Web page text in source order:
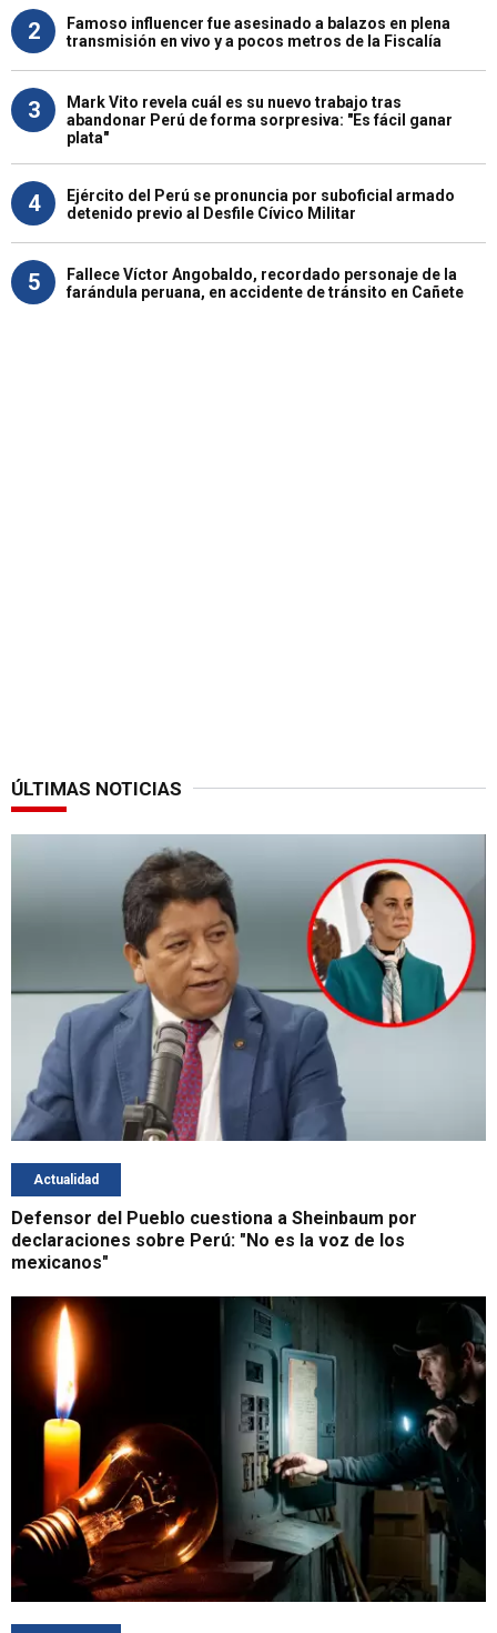
2
Famoso influencer fue asesinado a balazos en plena
transmisión en vivo y a pocos metros de la Fiscalía
3
Mark Vito revela cuál es su nuevo trabajo tras
abandonar Perú de forma sorpresiva: "Es fácil ganar
plata"
4
Ejército del Perú se pronuncia por suboficial armado
detenido previo al Desfile Cívico Militar
5
Fallece Víctor Angobaldo, recordado personaje de la
farándula peruana, en accidente de tránsito en Cañete
ÚLTIMAS NOTICIAS
Actualidad
Defensor del Pueblo cuestiona a Sheinbaum por
declaraciones sobre Perú: "No es la voz de los
mexicanos"